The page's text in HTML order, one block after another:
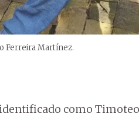
Ferreira Martínez.
como